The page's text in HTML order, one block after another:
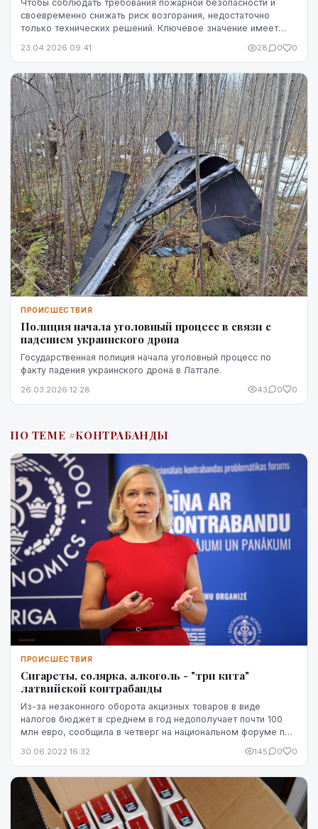
Чтобы соблюдать требования пожарной безопасности и
своевременно снижать риск возгорания, недостаточно
только технических решений. Ключевое значение имеет
23.04.2026 09:41 28 0 0
ПРОИСШЕСТВИЯ
Полиция начала уголовный процесс в связи с
падением украинского дрона
Государственная полиция начала уголовный процесс по
факту падения украинского дрона в Латгале.
26.03.2026 12:28 43 0 0
ПО ТЕМЕ #КОНТРАБАНДЫ
ПРОИСШЕСТВИЯ
Сигареты, солярка, алкоголь - "три кита"
латвийской контрабанды
Из-за незаконного оборота акцизных товаров в виде
налогов бюджет в среднем в год недополучает почти 100
млн евро, сообщила в четверг на национальном форуме по
30.06.2022 16:32 145 0 0